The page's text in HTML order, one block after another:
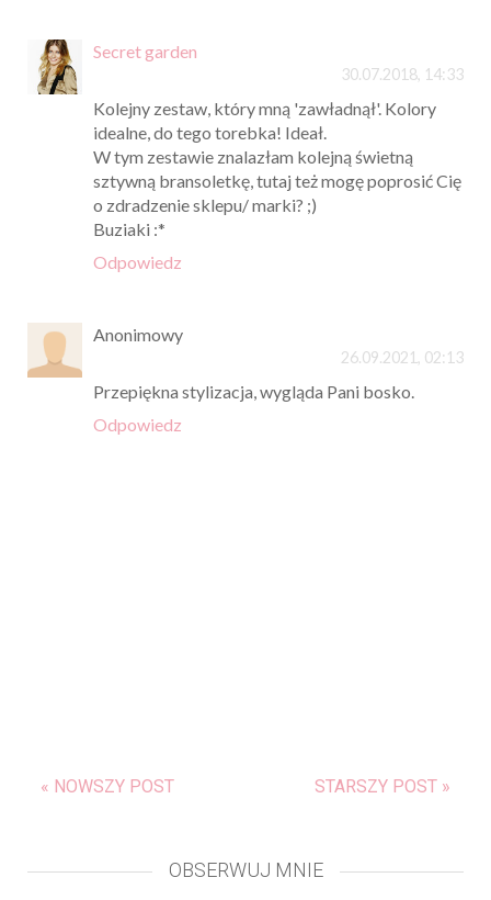
Secret garden
30.07.2018, 14:33
Kolejny zestaw, który mną 'zawładnął'. Kolory
idealne, do tego torebka! Ideał.
W tym zestawie znalazłam kolejną świetną
sztywną bransoletkę, tutaj też mogę poprosić Cię
o zdradzenie sklepu/ marki? ;)
Buziaki :*
Odpowiedz
Anonimowy
26.09.2021, 02:13
Przepiękna stylizacja, wygląda Pani bosko.
Odpowiedz
« NOWSZY POST STARSZY POST »
OBSERWUJ MNIE